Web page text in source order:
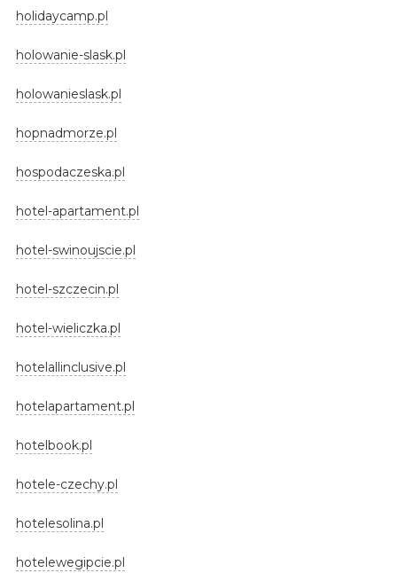
holidaycamp.pl
holowanie-slask.pl
holowanieslask.pl
hopnadmorze.pl
hospodaczeska.pl
hotel-apartament.pl
hotel-swinoujscie.pl
hotel-szczecin.pl
hotel-wieliczka.pl
hotelallinclusive.pl
hotelapartament.pl
hotelbook.pl
hotele-czechy.pl
hotelesolina.pl
hotelewegipcie.pl